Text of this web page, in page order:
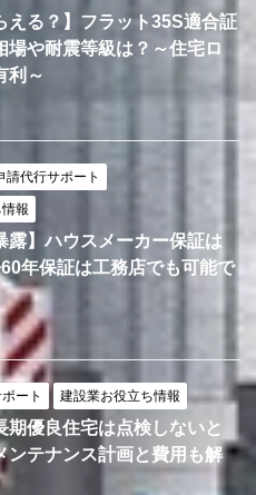
える？】フラット35S適合証
場や耐震等級は？～住宅ロ
利～
請代行サポート
報
露】ハウスメーカー保証は
年保証は工務店でも可能で
ート 建設業お役立ち情報
期優良住宅は点検しないと
ンテナンス計画と費用も解